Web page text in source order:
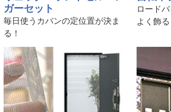
ガーセット
毎日使うカバンの定位置が決ま
る！
ロード
よく飾る